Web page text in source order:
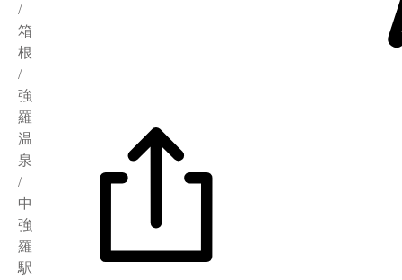
/
箱
根
/
強
羅
温
泉
/
中
強
羅
駅